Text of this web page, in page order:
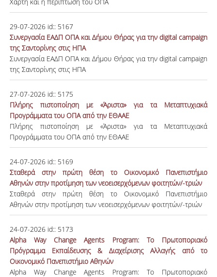
29-07-2026 id:: 5167
Συνεργασία ΕΑΔΠ ΟΠΑ και Δήμου Θήρας για την digital campaign
της Σαντορίνης στις ΗΠΑ
Συνεργασία ΕΑΔΠ ΟΠΑ και Δήμου Θήρας για την digital campaign
της Σαντορίνης στις ΗΠΑ
27-07-2026 id:: 5175
Πλήρης πιστοποίηση με «Άριστα» για τα Μεταπτυχιακά
Προγράμματα του ΟΠΑ από την ΕΘΑΑΕ
Πλήρης πιστοποίηση με «Άριστα» για τα Μεταπτυχιακά
Προγράμματα του ΟΠΑ από την ΕΘΑΑΕ
24-07-2026 id:: 5169
Σταθερά στην πρώτη θέση το Οικονομικό Πανεπιστήμιο
Αθηνών στην προτίμηση των νεοεισερχόμενων φοιτητών/-τριών
Σταθερά στην πρώτη θέση το Οικονομικό Πανεπιστήμιο
Αθηνών στην προτίμηση των νεοεισερχόμενων φοιτητών/-τριών
24-07-2026 id:: 5173
Alpha Way Change Agents Program: Το Πρωτοποριακό
Πρόγραμμα Εκπαίδευσης & Διαχείρισης Αλλαγής από το
Οικονομικό Πανεπιστήμιο Αθηνών
Alpha Way Change Agents Program: Το Πρωτοποριακό